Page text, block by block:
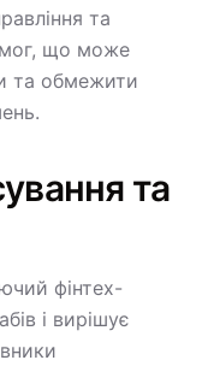
та
що може
та обмежити
та
фінтех-
і вирішує